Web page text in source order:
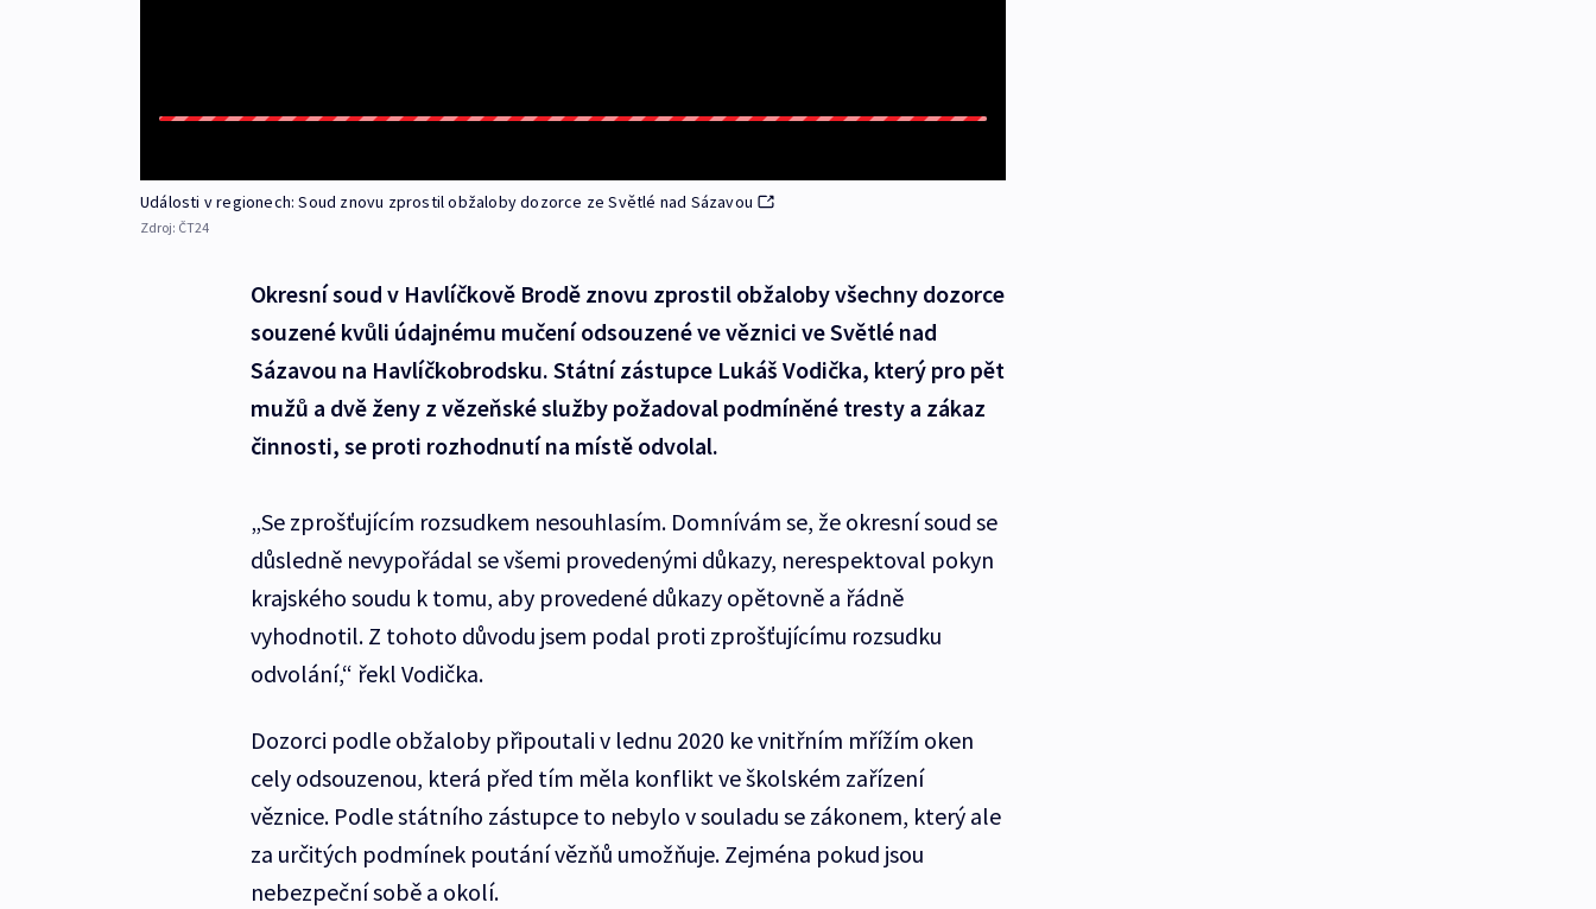
Události v regionech: Soud znovu zprostil obžaloby dozorce ze Světlé nad Sázavou
Zdroj: ČT24
Okresní soud v Havlíčkově Brodě znovu zprostil obžaloby všechny dozorce
souzené kvůli údajnému mučení odsouzené ve věznici ve Světlé nad
Sázavou na Havlíčkobrodsku. Státní zástupce Lukáš Vodička, který pro pět
mužů a dvě ženy z vězeňské služby požadoval podmíněné tresty a zákaz
činnosti, se proti rozhodnutí na místě odvolal.
„Se zprošťujícím rozsudkem nesouhlasím. Domnívám se, že okresní soud se
důsledně nevypořádal se všemi provedenými důkazy, nerespektoval pokyn
krajského soudu k tomu, aby provedené důkazy opětovně a řádně
vyhodnotil. Z tohoto důvodu jsem podal proti zprošťujícímu rozsudku
odvolání,“ řekl Vodička.
Dozorci podle obžaloby připoutali v lednu 2020 ke vnitřním mřížím oken
cely odsouzenou, která před tím měla konflikt ve školském zařízení
věznice. Podle státního zástupce to nebylo v souladu se zákonem, který ale
za určitých podmínek poutání vězňů umožňuje. Zejména pokud jsou
nebezpeční sobě a okolí.